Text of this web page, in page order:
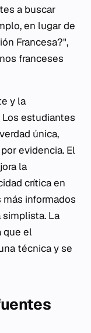
a buscar
en lugar de
Francesa?",
franceses
y la
estudiantes
única,
evidencia. El
la
crítica en
más informados
La
que el
técnica y se